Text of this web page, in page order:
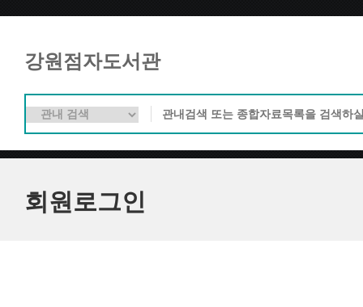
강원점자도서관
회원로그인